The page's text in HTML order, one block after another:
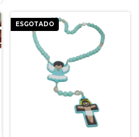
ESGOTADO